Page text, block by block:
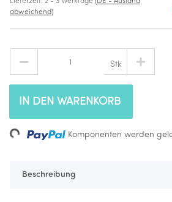
abweichend)
Stk
IN DEN WARENKORB
Loading... Komponenten werden
Beschreibung